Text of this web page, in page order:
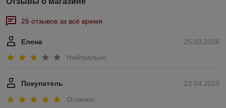
26 отзывов за всё время
25.03.2026
Елена
Нейтрально
23.04.2025
Покупатель
Отлично